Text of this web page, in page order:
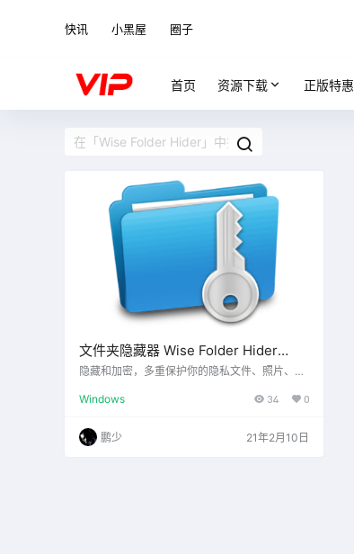
快讯 小黑屋 圈子
首页 资源下载 正版特惠
文件夹隐藏器 Wise Folder Hider
v4.3.8.198 Pro
隐藏和加密，多重保护你的隐私文件、照片、视
Windows
34 0
鹏少 21年2月10日